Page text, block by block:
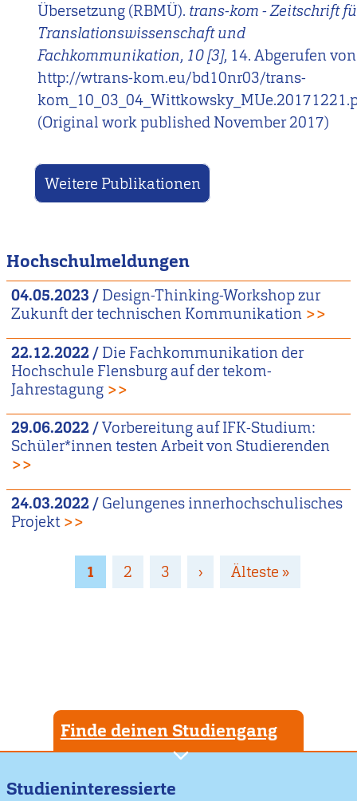
Übersetzung (RBMÜ). trans-kom - Zeitschrift
Translationswissenschaft und
Fachkommunikation, 10 [3], 14. Abgerufen von
http://wtrans-kom.eu/bd10nr03/trans-
(Original work published November 2017)
Weitere Publikationen
Hochschulmeldungen
04.05.2023 / Design-Thinking-Workshop zur
Zukunft der technischen Kommunikation >>
22.12.2022 / Die Fachkommunikation der
Hochschule Flensburg auf der tekom-
Jahrestagung >>
29.06.2022/Vorbereitung auf IFK-Studium:
Schüler*innen testen Arbeit von Studierenden
>>
24.03.2022/ Gelungenes innerhochschulisches
Projekt >>
Seitennummerierung
Page
1 Page
2 Page
3
Nächste
›
Letzte
Älteste »
Finde deinen Studiengang
Studieninteressierte